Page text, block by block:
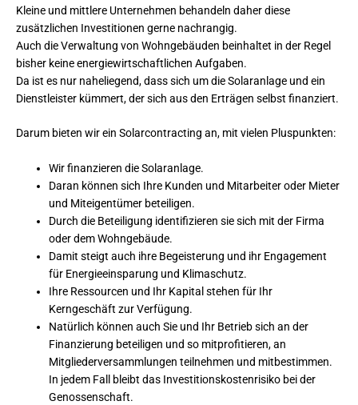
Kleine und mittlere Unternehmen behandeln daher diese
zusätzlichen Investitionen gerne nachrangig.
Auch die Verwaltung von Wohngebäuden beinhaltet in der Regel
bisher keine energiewirtschaftlichen Aufgaben.
Da ist es nur naheliegend, dass sich um die Solaranlage und ein
Dienstleister kümmert, der sich aus den Erträgen selbst finanziert.
Darum bieten wir ein Solarcontracting an, mit vielen Pluspunkten:
Wir finanzieren die Solaranlage.
Daran können sich Ihre Kunden und Mitarbeiter oder Mieter
und Miteigentümer beteiligen.
Durch die Beteiligung identifizieren sie sich mit der Firma
oder dem Wohngebäude.
Damit steigt auch ihre Begeisterung und ihr Engagement
für Energieeinsparung und Klimaschutz.
Ihre Ressourcen und Ihr Kapital stehen für Ihr
Kerngeschäft zur Verfügung.
Natürlich können auch Sie und Ihr Betrieb sich an der
Finanzierung beteiligen und so mitprofitieren, an
Mitgliederversammlungen teilnehmen und mitbestimmen.
In jedem Fall bleibt das Investitionskostenrisiko bei der
Genossenschaft.